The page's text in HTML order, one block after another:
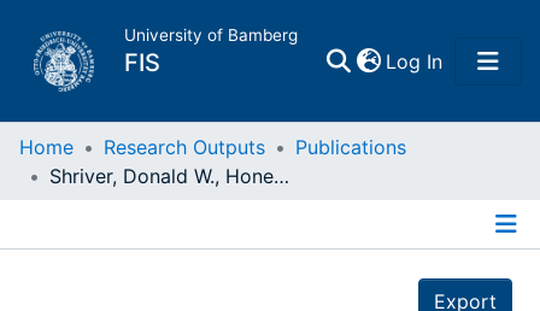
University of Bamberg
FIS Log In(current)
Home
Home Research Outputs
Publications
Shriver, Donald W., Honest patriots: loving a country enough to remember its misdeeds: New York, NY, 2005
Export